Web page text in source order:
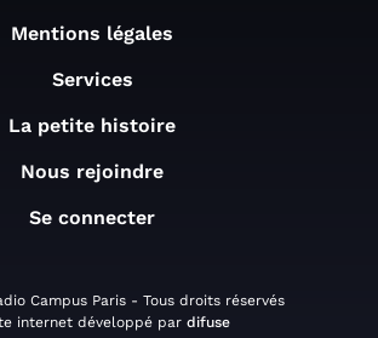
Mentions légales
Services
La petite histoire
Nous rejoindre
Se connecter
Campus Paris - Tous droits réservés
internet développé par difuse